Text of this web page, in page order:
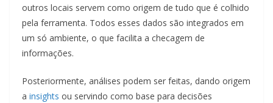
outros locais servem como origem de tudo que é colhido
pela ferramenta. Todos esses dados são integrados em
um só ambiente, o que facilita a checagem de
informações.
Posteriormente, análises podem ser feitas, dando origem
a insights ou servindo como base para decisões